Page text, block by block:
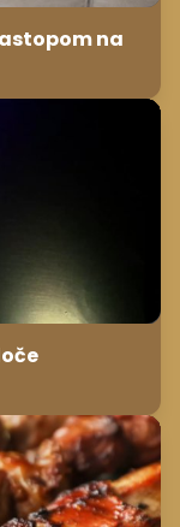
na